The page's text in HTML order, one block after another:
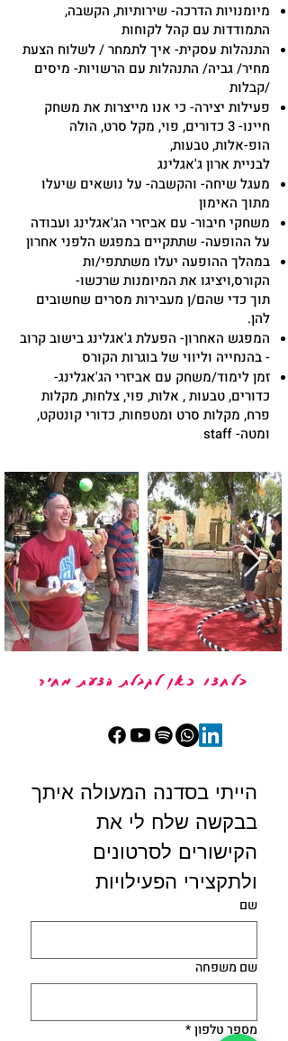
מיומנויות הדרכה- שירותיות, הקשבה,
התמודדות עם קהל לקוחות
התנהלות עסקית- איך לתמחר / לשלוח הצעת
מחיר/ גביה/ התנהלות עם הרשויות- מיסים
/קבלות
פעילות יצירה- כי אנו מייצרות את משחק
חיינו- 3 כדורים, פוי, מקל סרט, הולה
הופ-אלות, טבעות,
לבניית ארון ג'אגלינג
מעגל שיחה- והקשבה- על נושאים שיעלו
מתוך האימון
משחקי חיבור- עם אביזרי הג'אגלינג ועבודה
על ההופעה- שתתקיים במפגש הלפני אחרון
במהלך ההופעה יעלו משתתפי/ות
הקורס,ויציגו את המיומנות שרכשו-
תוך כדי שהם/ן מעבירות מסרים שחשובים
להן.
המפגש האחרון- הפעלת ג'אגלינג בישוב קרוב
- בהנחייה וליווי של בוגרות הקורס
זמן לימוד/משחק עם אביזרי הג'אגלינג-
כדורים, טבעות , אלות, פוי, צלחות, מקלות
פרח, מקלות סרט ומטפחות, כדורי קונטקט,
ומטה- staff
<לחצו כאן לקבלת הצעת מחיר
הייתי בסדנה המעולה איתך
ולתקצירי הפעילויות
שם
שם משפחה
מספר טלפון*